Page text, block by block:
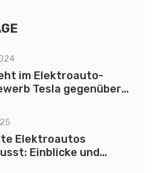
im Elektroauto-
Tesla gegenüber?
Elektroautos
Einblicke und